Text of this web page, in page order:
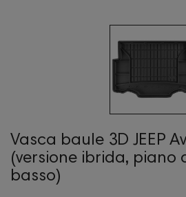
Vasca baule 3D JEEP
(versione ibrida, piano
basso)